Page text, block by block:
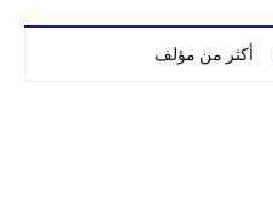
أكثر من مؤلف